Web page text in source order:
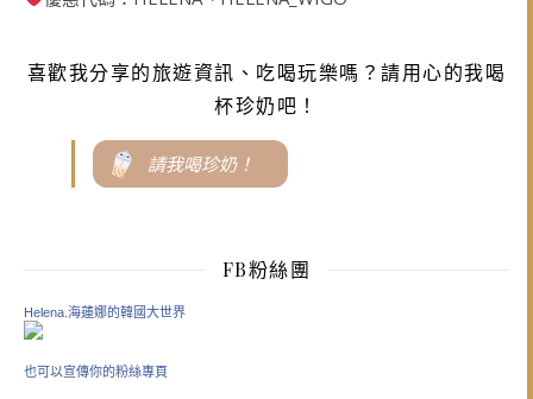
喜歡我分享的旅遊資訊、吃喝玩樂嗎？請用心的我喝
杯珍奶吧！
請我喝珍奶！
FB粉絲團
Helena.海蓮娜的韓國大世界
也可以宣傳你的粉絲專頁